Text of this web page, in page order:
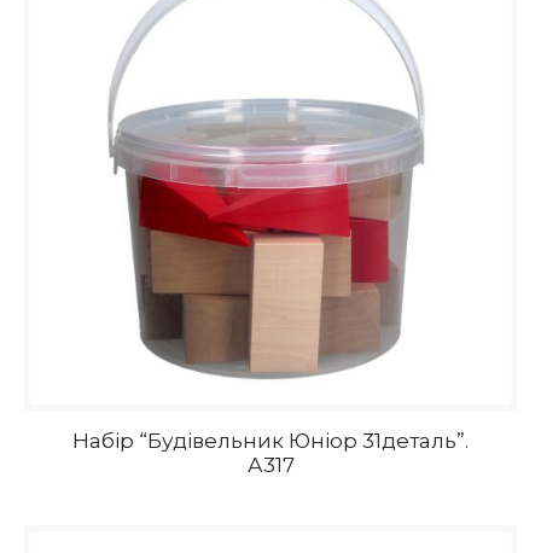
Набір “Будівельник Юніор 31деталь”.
А317